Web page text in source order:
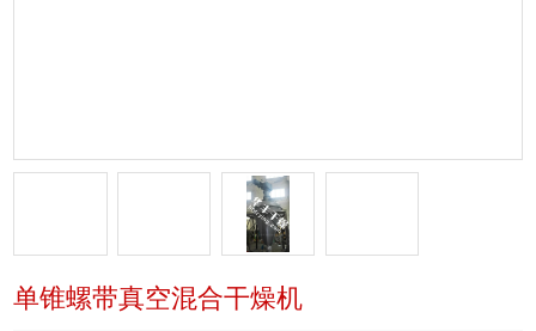
单锥螺带真空混合干燥机